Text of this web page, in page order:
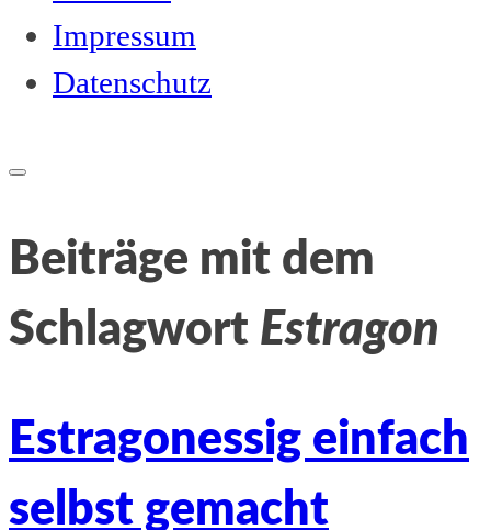
Impressum
Datenschutz
Open
Beiträge mit dem
Schlagwort Estragon
Estragonessig einfach
selbst gemacht